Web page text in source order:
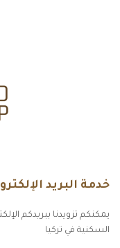
خدمة البريد
يمكنكم تزويدنا ببريدكم
السكنية في تركيا